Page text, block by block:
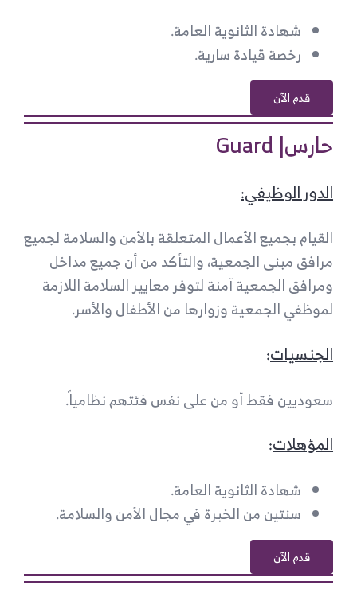
شهادة الثانوية العامة.
رخصة قيادة سارية.
قدم الآن
حارس| Guard
الدور الوظيفي:
القيام بجميع الأعمال المتعلقة بالأمن والسلامة لجميع
مرافق مبنى الجمعية، والتأكد من أن جميع مداخل
ومرافق الجمعية آمنة لتوفر معايير السلامة اللازمة
لموظفي الجمعية وزوارها من الأطفال والأسر.
الجنسيات:
سعوديين فقط أو من على نفس فئتهم نظامياً.
المؤهلات:
شهادة الثانوية العامة.
سنتين من الخبرة في مجال الأمن والسلامة.
قدم الآن